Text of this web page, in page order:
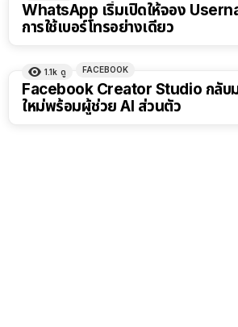
WhatsApp เริ่มเปิดให้จอง
การใช้เบอร์โทรอย่างเดียว
1.1k ดู FACEBOOK
Facebook Creator Studio กลับ
ใหม่พร้อมผู้ช่วย AI ส่วนตัว